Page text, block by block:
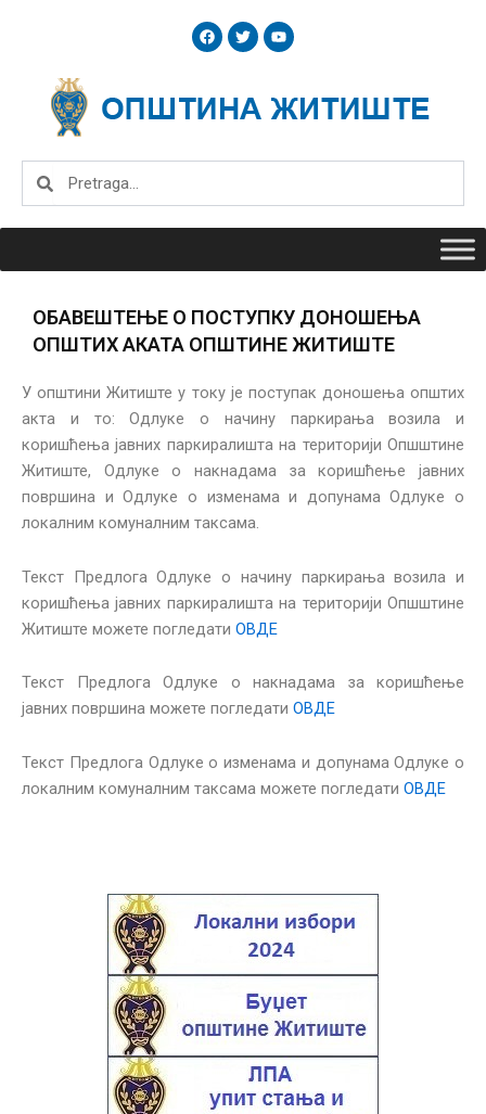
F
a
c
o
o
T
w
i
e
r
Y
o
u
b
e
Search
ОБАВЕШТЕЊЕ О ПОСТУПКУ ДОНОШЕЊА
ОПШТИХ АКАТА ОПШТИНЕ ЖИТИШТЕ
У општини Житиште у току је поступак доношења општих
акта и то: Одлуке о начину паркирања возила и
коришћења јавних паркиралишта на територији Опшштине
Житиште, Одлуке о накнадама за коришћење јавних
површина и Одлуке о изменама и допунама Одлуке о
локалним комуналним таксама.
Текст Предлога Одлуке о начину паркирања возила и
коришћења јавних паркиралишта на територији Опшштине
Житиште можете погледати ОВДЕ
Текст Предлога Одлуке о накнадама за коришћење
јавних површина можете погледати ОВДЕ
Текст Предлога Одлуке о изменама и допунама Одлуке о
локалним комуналним таксама можете погледати ОВДЕ